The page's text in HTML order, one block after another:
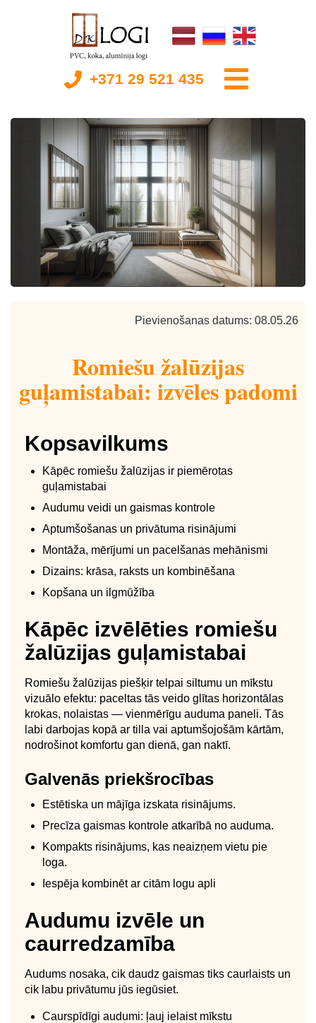
+371 29 521 435
Pievienošanas datums: 08.05.26
Romiešu žalūzijas
guļamistabai: izvēles padomi
Kopsavilkums
Kāpēc romiešu žalūzijas ir piemērotas
guļamistabai
Audumu veidi un gaismas kontrole
Aptumšošanas un privātuma risinājumi
Montāža, mērījumi un pacelšanas mehānismi
Dizains: krāsa, raksts un kombinēšana
Kopšana un ilgmūžība
Kāpēc izvēlēties romiešu
žalūzijas guļamistabai
Romiešu žalūzijas piešķir telpai siltumu un mīkstu
vizuālo efektu: paceltas tās veido glītas horizontālas
krokas, nolaistas — vienmērīgu auduma paneli. Tās
labi darbojas kopā ar tilla vai aptumšojošām kārtām,
nodrošinot komfortu gan dienā, gan naktī.
Galvenās priekšrocības
Estētiska un mājīga izskata risinājums.
Precīza gaismas kontrole atkarībā no auduma.
Kompakts risinājums, kas neaizņem vietu pie
loga.
Iespēja kombinēt ar citām logu apli
Audumu izvēle un
caurredzamība
Audums nosaka, cik daudz gaismas tiks caurlaists un
cik labu privātumu jūs iegūsiet.
Caurspīdīgi audumi: ļauj ielaist mīkstu